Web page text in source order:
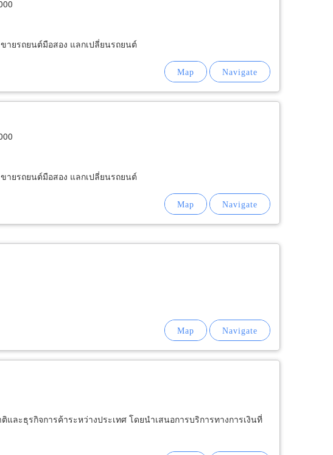
ยรถยนต์มือสอง แลกเปลี่ยนรถยนต์
ยรถยนต์มือสอง แลกเปลี่ยนรถยนต์
ะธุรกิจการค้าระหว่างประเทศ โดยนำเสนอการบริการทางการเงินที่